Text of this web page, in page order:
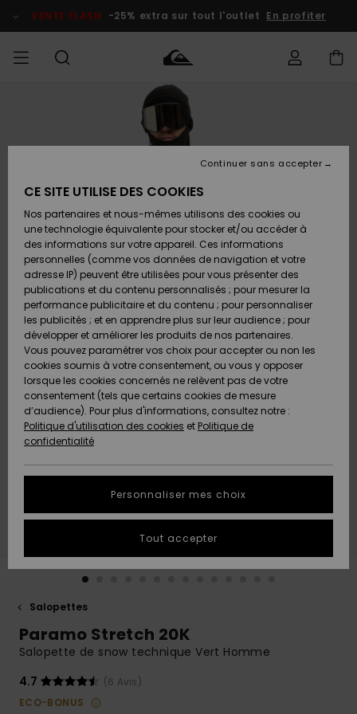
l'information
le
VENTE FLASH -25% extra sur tout l'outlet En profiter
Vêtements
Accessoires
Chaussures
& Tongs
Surf
Snow
Nouveautés
A
Découvrir
Vêtements
Accessoires
Chaussures
& Tongs
Surf
Snow
Nouveautés
A
Découvrir
FEMME
Shop
Nouveautés
A
Découvrir
Snow
SURF
Surf Shop
Homme
Enfant
Highlights
Communauté
SNOW
Snow
Shop
Homme
Snow
Shop
Enfant
Snow
Shop
Femme
A
Découvrir
Communauté
VENTE
FLASH
Outlet
Homme
Enfant
Outlet
Femme
Préférences
Langue Et
Région
français
Nederlands
AIDE &
CONTACT
Accéder à
ma
commande
Retours
Paiement
Carte
Cadeau
Quiksilver
Freedom
Protection
des données
Démarrez
question.
Démarrer
conversation
COLLECTION
CARTE
CADEAU
LISTE DE
SOUHAITS
Salopettes
Paramo Stretch 20K
Salopette de snow technique Vert Homme
4.7
(6 Avis)
ECO-BONUS
CE SITE UTILISE DES COOKIES
Nos partenaires et nous-mêmes utilisons des cookies ou
une technologie équivalente pour stocker et/ou accéder à
des informations sur votre appareil. Ces informations
personnelles (comme vos données de navigation et votre
adresse IP) peuvent être utilisées pour vous présenter des
publications et du contenu personnalisés ; pour mesurer la
performance publicitaire et du contenu ; pour personnaliser
les publicités ; et en apprendre plus sur leur audience ; pour
développer et améliorer les produits de nos partenaires.
Vous pouvez paramétrer vos choix pour accepter ou non les
cookies soumis à votre consentement, ou vous y opposer
lorsque les cookies concernés ne relèvent pas de votre
consentement (tels que certains cookies de mesure
d’audience). Pour plus d'informations, consultez notre :
Politique d'utilisation des cookies et Politique de
confidentialité
Personnaliser mes choix
Continuer sans accepter
Tout accepter